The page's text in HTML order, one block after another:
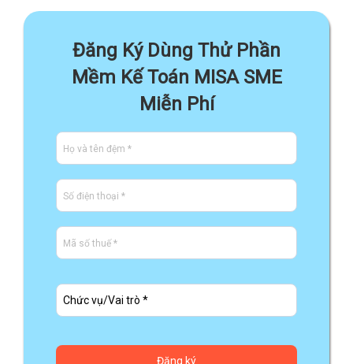
Đăng Ký Dùng Thử Phần
Mềm Kế Toán MISA SME
Miễn Phí